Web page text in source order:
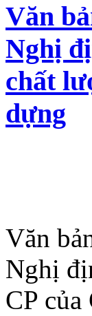
Văn
Nghị
chất
dựng
Văn
Nghị
CP